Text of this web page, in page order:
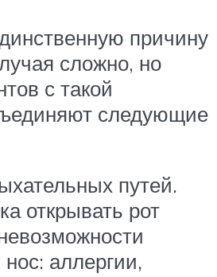
причину
сложно, но
с такой
следующие
путей.
открывать рот
аллергии,